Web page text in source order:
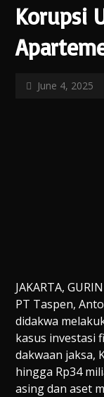
Korupsi
June 4, 2025
JAKARTA,
PT Taspen,
didakwa
kasus investasi
dakwaan jaksa,
hingga Rp34
asing dan aset